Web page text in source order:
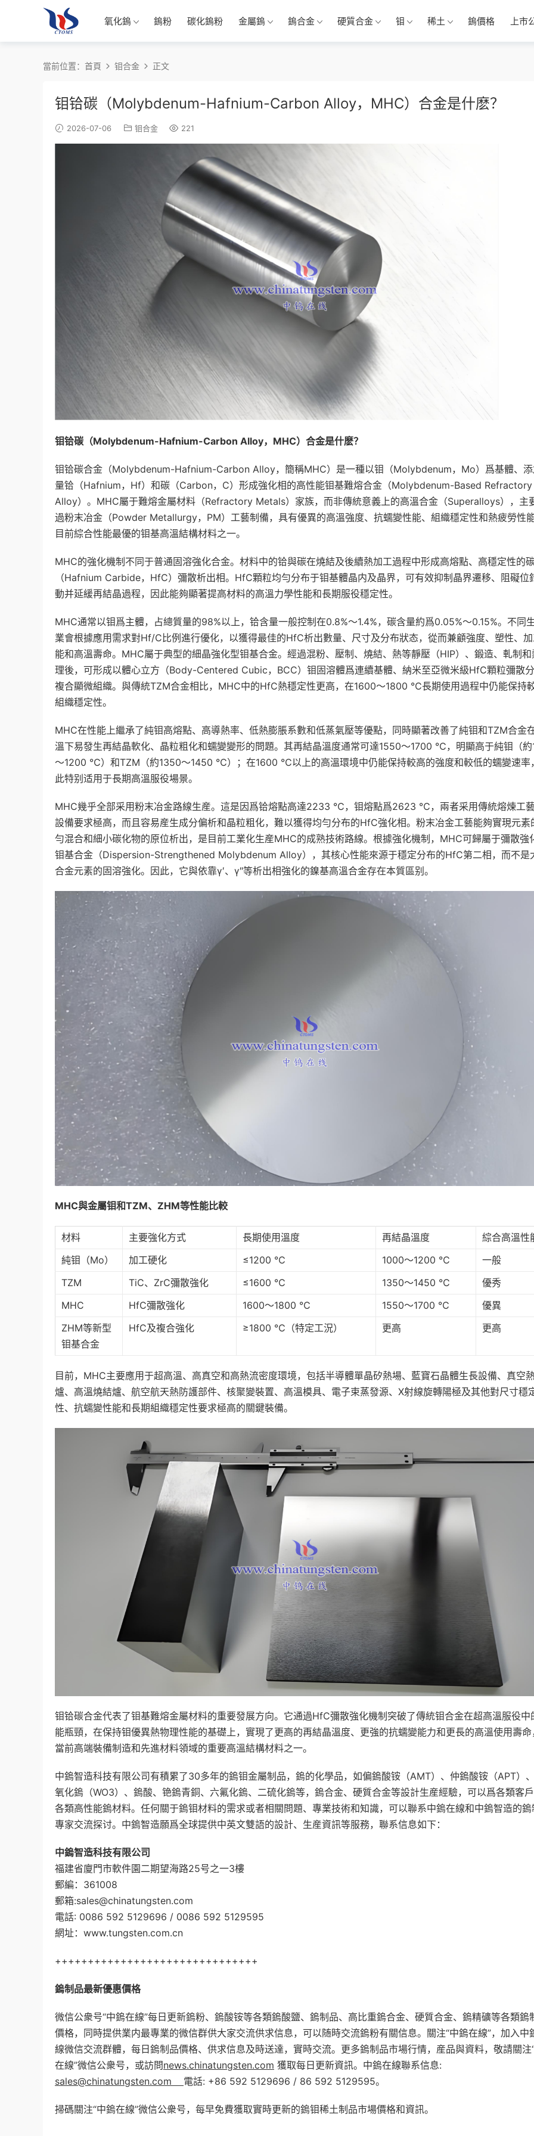
氧化鎢 鎢粉 碳化鎢粉 金屬鎢 鎢合金 硬質合金 钼 稀土 鎢價格 上市
當前位置： 首頁 钼合金 正文
钼铪碳（Molybdenum-Hafnium-Carbon Alloy，MHC）合金是什麽？
2026-07-06 钼合金 221
钼铪碳（Molybdenum-Hafnium-Carbon Alloy， MHC）合金是什麽？
钼铪碳合金（Molybdenum-Hafnium-Carbon Alloy，簡稱MHC）是一種以钼（Molybdenum，Mo）爲基體、
量铪（Hafnium，Hf）和碳（Carbon，C）形成強化相的高性能钼基難熔合金（Molybdenum-Based Refractory
Alloy）。MHC屬于難熔金屬材料（Refractory Metals）家族，而非傳統意義上的高溫合金（Superalloys），主
過粉末冶金（Powder Metallurgy，PM）工藝制備，具有優異的高溫強度、抗蠕變性能、組織穩定性和熱疲勞性
目前綜合性能最優的钼基高溫結構材料之一。
MHC的強化機制不同于普通固溶強化合金。材料中的铪與碳在燒結及後續熱加工過程中形成高熔點、高穩定性的
（Hafnium Carbide，HfC）彌散析出相。HfC顆粒均勻分布于钼基體晶内及晶界，可有效抑制晶界遷移、阻礙位
動并延緩再結晶過程，因此能夠顯著提高材料的高溫力學性能和長期服役穩定性。
MHC通常以钼爲主體，占總質量的98%以上，铪含量一般控制在0.8%～1.4%，碳含量約爲0.05%～0.15%。不同
業會根據應用需求對Hf/C比例進行優化，以獲得最佳的HfC析出數量、尺寸及分布狀态，從而兼顧強度、塑性、
能和高溫壽命。MHC屬于典型的細晶強化型钼基合金。經過混粉、壓制、燒結、熱等靜壓（HIP）、鍛造、軋制和
理後，可形成以體心立方（Body-Centered Cubic，BCC）钼固溶體爲連續基體、納米至亞微米級HfC顆粒彌散
複合顯微組織。與傳統TZM合金相比，MHC中的HfC熱穩定性更高，在1600～1800 ℃長期使用過程中仍能保持
組織穩定性。
MHC在性能上繼承了純钼高熔點、高導熱率、低熱膨脹系數和低蒸氣壓等優點，同時顯著改善了純钼和TZM合金
溫下易發生再結晶軟化、晶粒粗化和蠕變變形的問題。其再結晶溫度通常可達1550～1700 ℃，明顯高于純钼（
～1200 ℃）和TZM（約1350～1450 ℃）；在1600 ℃以上的高溫環境中仍能保持較高的強度和較低的蠕變速率
此特别适用于長期高溫服役場景。
MHC幾乎全部采用粉末冶金路線生産。這是因爲铪熔點高達2233 ℃，钼熔點爲2623 ℃，兩者采用傳統熔煉工
設備要求極高，而且容易産生成分偏析和晶粒粗化，難以獲得均勻分布的HfC強化相。粉末冶金工藝能夠實現元素
勻混合和細小碳化物的原位析出，是目前工業化生産MHC的成熟技術路線。根據強化機制，MHC可歸屬于彌散強
钼基合金（Dispersion-Strengthened Molybdenum Alloy），其核心性能來源于穩定分布的HfC第二相，而不是
合金元素的固溶強化。因此，它與依靠γ′、γ″等析出相強化的鎳基高溫合金存在本質區别。
MHC與金屬钼和TZM、 ZHM等性能比較
材料 主要強化方式 長期使用溫度 再結晶溫度
綜合高溫性
純钼（Mo）
加工硬化 ≤1200 ℃ 1000～1200 ℃
一般
TZM
TiC、ZrC彌散強化 ≤1600 ℃ 1350～1450 ℃
優秀
MHC
HfC彌散強化 1600～1800 ℃ 1550～1700 ℃
優異
ZHM等新型
钼基合金
HfC及複合強化 ≥1800 ℃（特定工況） 更高 更高
目前，MHC主要應用于超高溫、高真空和高熱流密度環境，包括半導體單晶矽熱場、藍寶石晶體生長設備、真空
爐、高溫燒結爐、航空航天熱防護部件、核聚變裝置、高溫模具、電子束蒸發源、X射線旋轉陽極及其他對尺寸穩
性、抗蠕變性能和長期組織穩定性要求極高的關鍵裝備。
钼铪碳合金代表了钼基難熔金屬材料的重要發展方向。它通過HfC彌散強化機制突破了傳統钼合金在超高溫服役中
能瓶頸，在保持钼優異熱物理性能的基礎上，實現了更高的再結晶溫度、更強的抗蠕變能力和更長的高溫使用壽命
當前高端裝備制造和先進材料領域的重要高溫結構材料之一。
中鎢智造科技有限公司有積累了30多年的鎢钼金屬制品，鎢的化學品，如偏鎢酸铵（AMT）、仲鎢酸铵（APT）
氧化鎢（WO3）、鎢酸、铯鎢青銅、六氟化鎢、二硫化鎢等，鎢合金、硬質合金等設計生産經驗，可以爲各類客
各類高性能鎢材料。任何關于鎢钼材料的需求或者相關問題、專業技術和知識，可以聯系中鎢在線和中鎢智造的鎢
專家交流探讨。中鎢智造願爲全球提供中英文雙語的設計、生産資訊等服務，聯系信息如下：
中鎢智造科技有限公司
福建省廈門市軟件園二期望海路25号之一3樓
郵編：361008
郵箱:sales@chinatungsten.com
電話: 0086 592 5129696 / 0086 592 5129595
網址：www.tungsten.com.cn
+++++++++++++++++++++++++++++++
鎢制品最新優惠價格
微信公衆号“中鎢在線”每日更新鎢粉、鎢酸铵等各類鎢酸鹽、鎢制品、高比重鎢合金、硬質合金、鎢精礦等各類鎢
價格，同時提供業内最專業的微信群供大家交流供求信息，可以随時交流鎢粉有關信息。關注“中鎢在線”，加入中
線微信交流群體，每日鎢制品價格、供求信息及時送達，實時交流。更多鎢制品市場行情，産品與資料，敬請關注
在線”微信公衆号，或訪問news.chinatungsten.com 獲取每日更新資訊。中鎢在線聯系信息:
sales@chinatungsten.com 電話: +86 592 5129696 / 86 592 5129595。
掃碼關注“中鎢在線”微信公衆号，每早免費獲取實時更新的鎢钼稀土制品市場價格和資訊。